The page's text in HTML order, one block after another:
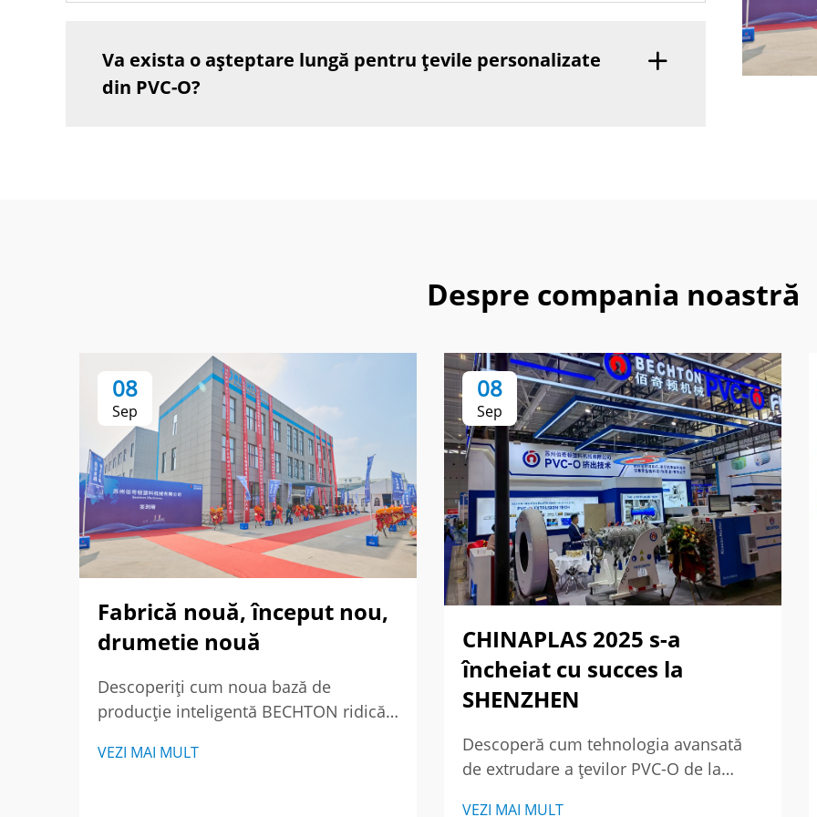
Va exista o așteptare lungă pentru țevile personalizate
din PVC-O?
Despre compania noastră
08
Sep
Fabrică nouă, început nou,
drumetie nouă
Descoperiți cum noua bază de
producție inteligentă BECHTON ridică
tehnologie avansată și viziune globală.
VEZI MAI MULT
08
Sep
CHINAPLAS 2025 s-a
încheiat cu succes la
SHENZHEN
Descoperă cum tehnologia avansată
de extrudare a țevilor PVC-O de la
VEZI MAI MULT